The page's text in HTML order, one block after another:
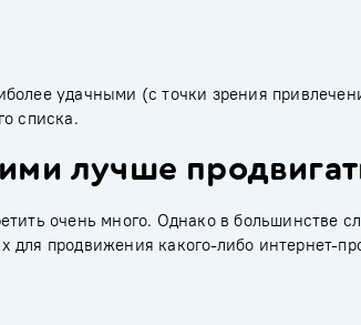
удачными (с точки зрения
списка.
лучше
очень много. Однако в большинстве
продвижения какого-либо интернет-